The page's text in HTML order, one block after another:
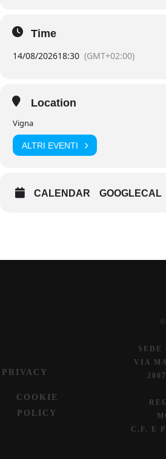
Time
14/08/202618:30 (GMT+02:00)
Location
Vigna
ALTRI EVENTI
CALENDAR GOOGLECAL
PRIVACY
COOKIE
POLICY
SEDE
VIA
C.F. E